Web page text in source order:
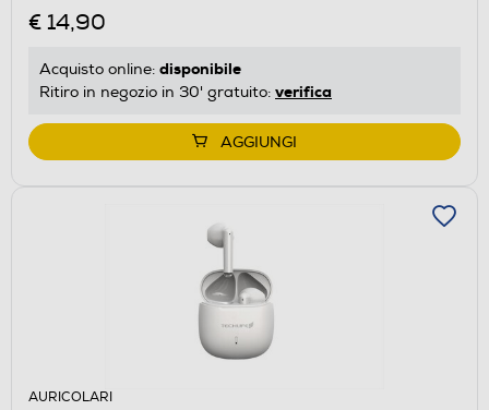
€ 14,90
Acquisto online: disponibile
Ritiro in negozio in 30' gratuito: verifica
AGGIUNGI
AURICOLARI